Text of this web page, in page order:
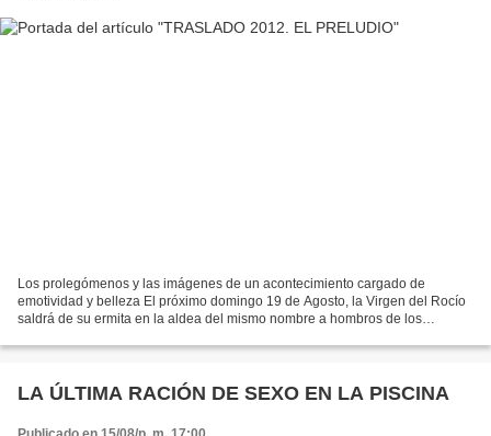
Los prolegómenos y las imágenes de un acontecimiento cargado de
emotividad y belleza El próximo domingo 19 de Agosto, la Virgen del Rocío
saldrá de su ermita en la aldea del mismo nombre a hombros de los
LA ÚLTIMA RACIÓN DE SEXO EN LA PISCINA